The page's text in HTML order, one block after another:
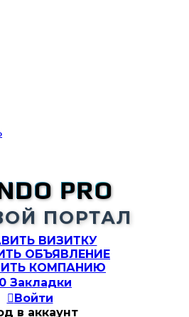
PRO
ПОРТАЛ
ВИЗИТКУ
ОБЪЯВЛЕНИЕ
КОМПАНИЮ
0 Закладки
Войти
в аккаунт